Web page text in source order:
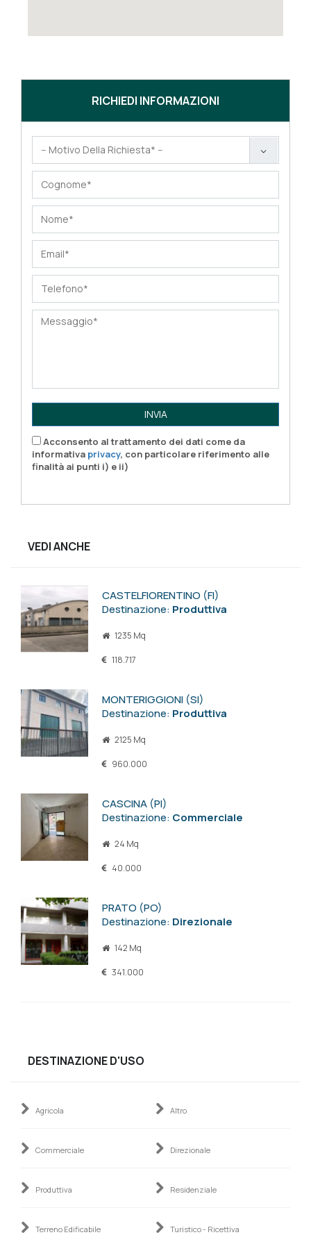
RICHIEDI INFORMAZIONI
INVIA
Acconsento al trattamento dei dati come da
informativa privacy, con particolare riferimento alle
finalità ai punti i) e ii)
VEDI ANCHE
CASTELFIORENTINO (FI)
Destinazione: Produttiva
1235 Mq
118.717
MONTERIGGIONI (SI)
Destinazione: Produttiva
2125 Mq
960.000
CASCINA (PI)
Destinazione: Commerciale
24 Mq
40.000
PRATO (PO)
Destinazione: Direzionale
142 Mq
341.000
DESTINAZIONE D'USO
Agricola Altro
Commerciale Direzionale
Produttiva Residenziale
Terreno Edificabile Turistico - Ricettiva